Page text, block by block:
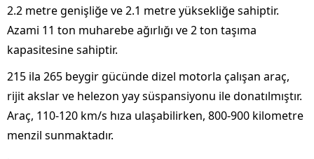
2.2 metre genişliğe ve 2.1 metre yüksekliğe sahiptir.
Azami 11 ton muharebe ağırlığı ve 2 ton taşıma
kapasitesine sahiptir.
215 ila 265 beygir gücünde dizel motorla çalışan araç,
rijit akslar ve helezon yay süspansiyonu ile donatılmıştır.
Araç, 110-120 km/s hıza ulaşabilirken, 800-900 kilometre
menzil sunmaktadır.